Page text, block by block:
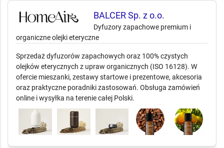
BALCER Sp. z o.o.
Dyfuzory zapachowe premium i
organiczne olejki eteryczne
Sprzedaż dyfuzorów zapachowych oraz 100% czystych
olejków eterycznych z upraw organicznych (ISO 16128). W
ofercie mieszanki, zestawy startowe i prezentowe, akcesoria
oraz praktyczne poradniki zastosowań. Obsługa zamówień
online i wysyłka na terenie całej Polski.